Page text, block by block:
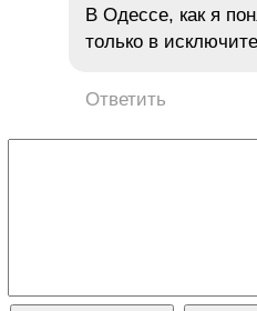
В Одессе, как я
только в
Ответить